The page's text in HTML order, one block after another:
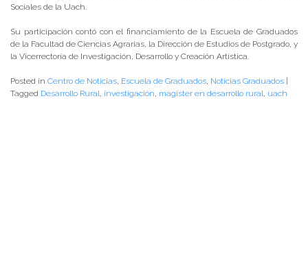
Sociales de la Uach.
Su participación contó con el financiamiento de la Escuela de Graduados
de la Facultad de Ciencias Agrarias, la Dirección de Estudios de Postgrado, y
la Vicerrectoría de Investigación, Desarrollo y Creación Artística.
Posted in Centro de Noticias, Escuela de Graduados, Noticias Graduados
Tagged Desarrollo Rural, investigación, magíster en desarrollo rural, uach